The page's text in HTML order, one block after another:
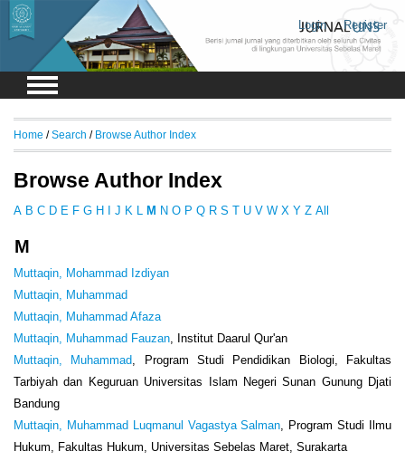
Login Register
Home /Search / Browse Author Index
Browse Author Index
A B C D E F G H J K M N O P Q R S T U V W X Y Z All
M
Muttaqin, Mohammad Izdiyan
Muttaqin, Muhammad
Muttaqin, Muhammad Afaza
Muttaqin, Muhammad Fauzan, Institut Daarul Qur'an
Muttaqin, Muhammad, Program Studi Pendidikan Biologi, Fakultas
Tarbiyah dan Keguruan Universitas Islam Negeri Sunan Gunung Djati
Bandung
Muttaqin, Muhammad Luqmanul Vagastya Salman, Program Studi Ilmu
Hukum, Fakultas Hukum, Universitas Sebelas Maret, Surakarta